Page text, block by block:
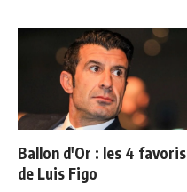
Ballon d'Or : les 4 favoris
de Luis Figo